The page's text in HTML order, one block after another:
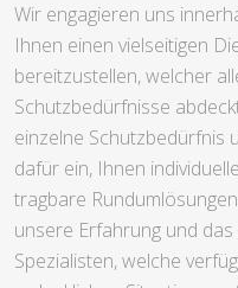
Wir engagieren uns
Ihnen einen vielseitigen
bereitzustellen, welcher
Schutzbedürfnisse
einzelne Schutzbedürfnis
dafür ein, Ihnen
tragbare
unsere Erfahrung und
Spezialisten, welche